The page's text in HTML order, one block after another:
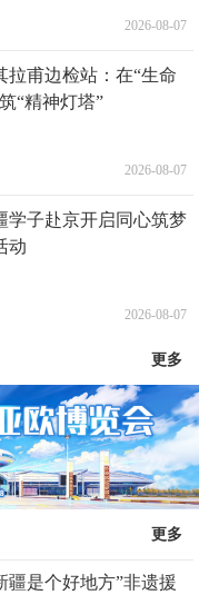
2026-08-07
拉甫边检站：在“生命
“精神灯塔”
2026-08-07
学子赴京开启同心筑梦
动
2026-08-07
更多
更多
是个好地方”非遗援